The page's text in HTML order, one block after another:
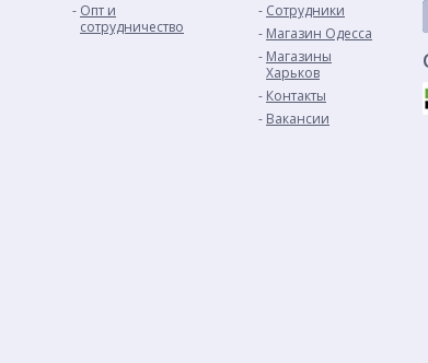
Опт и
сотрудничество
Сотрудники
Магазин Одесса
Магазины
Харьков
Контакты
Вакансии